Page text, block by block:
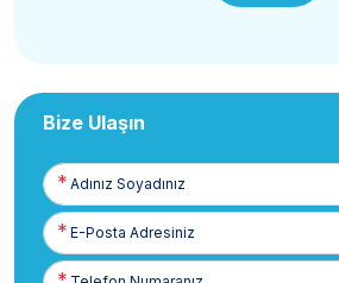
Bize Ulaşın
Adınız
Soyadınız
E-
Posta
Telefon